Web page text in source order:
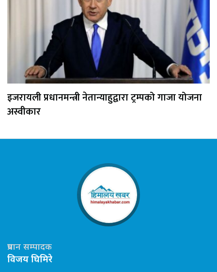
इजरायली प्रधानमन्त्री नेतान्याहुद्वारा ट्रम्पको गाजा योजना
अस्वीकार
प्रधान सम्पादक
विजय घिमिरे